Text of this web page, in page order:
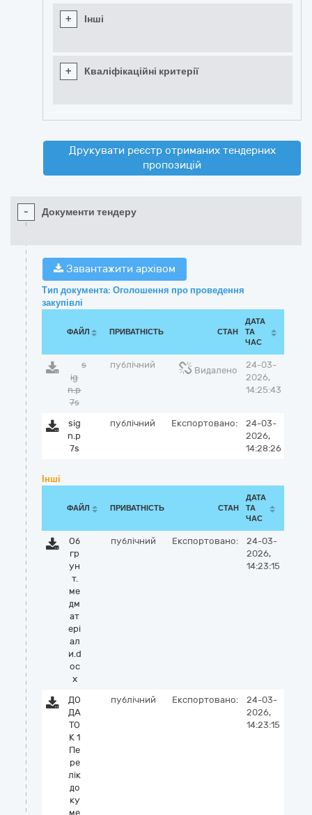
+ Інші
+ Кваліфікаційні критерії
Друкувати реєстр отриманих тендерних
пропозицій
- Документи тендеру
Завантажити архівом
Тип документа: Оголошення про проведення
закупівлі
ФАЙЛ ПРИВАТНІСТЬ СТАН
ДАТА
ТА
ЧАС
s
ig
n.p
7s
публічний
Видалено
24-03-
2026,
14:25:43
sig
n.p
7s
публічний Експортовано:
24-03-
2026,
14:28:26
Інші
ФАЙЛ ПРИВАТНІСТЬ СТАН
ДАТА
ТА
ЧАС
Об
гр
ун
т.
ме
дм
ат
ері
ал
и.d
oc
x
публічний Експортовано:
24-03-
2026,
14:23:15
ДО
ДА
ТО
К 1
Пе
ре
лік
до
ку
ме
публічний Експортовано:
24-03-
2026,
14:23:15